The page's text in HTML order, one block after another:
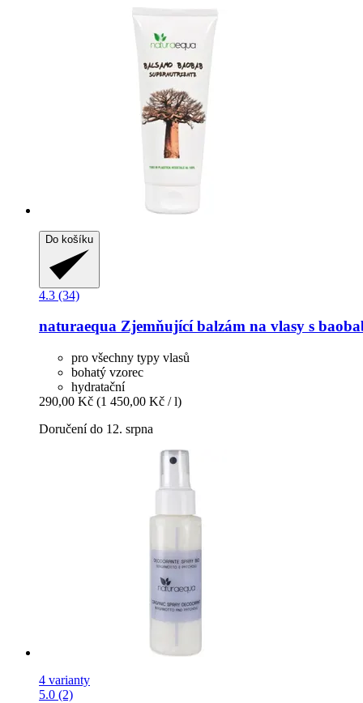
Do košíku
4.3 (34)
naturaequa Zjemňující balzám na vlasy s
pro všechny typy vlasů
bohatý vzorec
hydratační
290,00 Kč (1 450,00 Kč / l)
Doručení do 12. srpna
4 varianty
5.0 (2)